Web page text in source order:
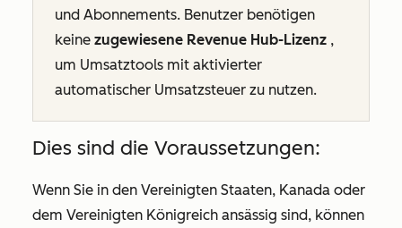
und Abonnements. Benutzer benötigen
keine zugewiesene Revenue Hub-Lizenz ,
um Umsatztools mit aktivierter
automatischer Umsatzsteuer zu nutzen.
Dies sind die Voraussetzungen:
Wenn Sie in den Vereinigten Staaten, Kanada oder
dem Vereinigten Königreich ansässig sind, können